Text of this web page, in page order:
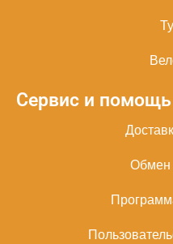
Сервис и помощь
Обмен